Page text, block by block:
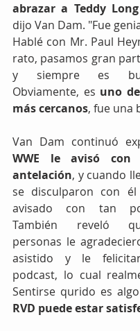
abrazar a Teddy
dijo Van Dam. "Fue
Hablé con Mr. Paul
rato, pasamos gran
y siempre es
Obviamente, es uno
más cercanos, fue una
WWE le avisó
antelación, y cuando
se disculparon con
avisado con tan
También reveló
personas le
asistido y le
podcast, lo cual
RVD puede estar